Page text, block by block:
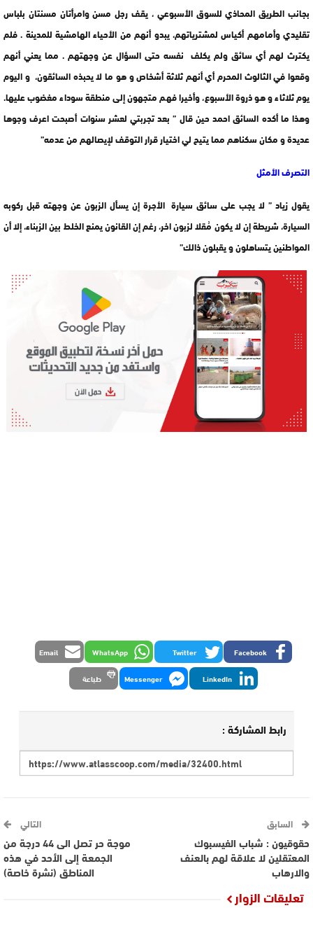
بجانب الطريق المحاذي للسوق الأسبوعي ، يقف رجل مسن وامرأتان مسنتان بلباس
تقليدي وأمامهم أكياس لمشترياتهم، يبدو أنهم من الأحياء الهامشية للمدينة . فلم
يكترث لهم أي سائق ولم يكلف نفسه حتى السؤال عن وجهتهم . مما يعني أنهم
وقعوا في الثالوث المحرم أي أنهم ثلاثة أشخاص و هو ما لا يحبذه السائقون، و اليوم
يوم ثلاثاء و هو ذروة الأسبوع، وأخيرا فهم متجهون إلى منطقة سوداء مغضوب عليها.
وهذا ما أكده السائق احمد حين قال ” بعد تجربتي لعشر سنوات أصبحت اعرف وجوها
عديدة و مكان سكناهم مما يتيح لي اختيار قرار التوقف لإيصالهم من عدمه”
التصرف الأمثل
يقول زياد ” لا يجب على سائق سيارة الأجرة إن يسأل الزبون عن وجهته قبل ركوبه
السيارة، شريطة إن لا يكون مُقلا لزبون اخر، رغم إن القانون يمنع الخلط بين الزبناء، إلا أن
المواطنين يتساهلون و يقبلون ذالك”
Facebook
Twitter
WhatsApp
Email
LinkedIn
Messenger طباعة
رابط المشاركة :
السابق
حقوقيون : شباب الفيسبوك
المعتقلين لا علاقة لهم بالعنف
والارهاب
التالي
موجة حر تصل الى 44 درجة من
الجمعة إلى الأحد في هذه
المناطق (نشرة خاصة)
تعليقات الزوار